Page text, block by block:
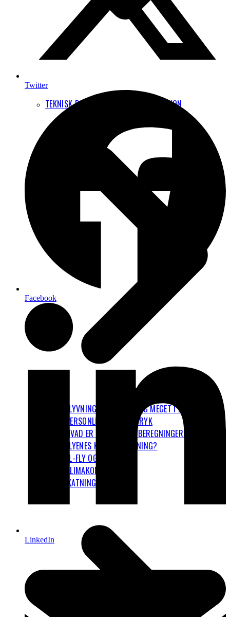
TEKNISK BAGGRUND OG DOKUMENTATION
FLYVNING FYLDER RIGTIG MEGET I DET
PERSONLIGE KLIMAAFTRYK
HVAD ER OP OG NED I BEREGNINGERNE OM
FLYENES KLIMAPÅVIRKNING?
EL-FLY OG BRINT-FLY
KLIMAKOMPENSATION
FLYBESKATNING
Twitter
Facebook
LinkedIn